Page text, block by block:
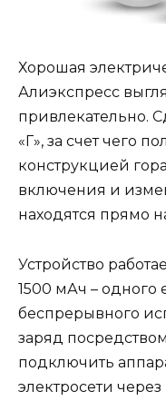
Хорошая
Алиэкспресс
привлекательно.
«Г», за счет чего
конструкцией
включения и
находятся прямо
Устройство
1500 мАч – одного
беспрерывного
заряд
подключить
электросети